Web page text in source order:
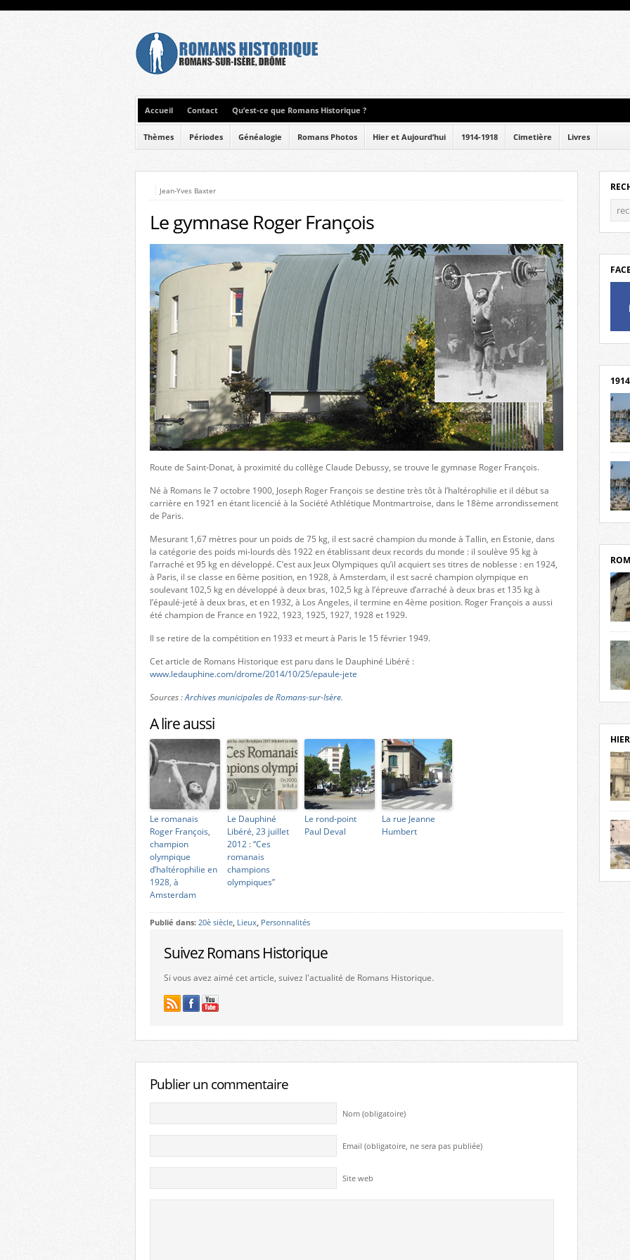
Accueil Contact Qu’est-ce que Romans Historique ?
Thèmes Périodes Généalogie Romans Photos Hier et Aujourd’hui 1914-1918 Cimetière Livres
Jean-Yves Baxter
Le gymnase Roger François
Route de Saint-Donat, à proximité du collège Claude Debussy, se trouve le gymnase Roger François.
Né à Romans le 7 octobre 1900, Joseph Roger François se destine très tôt à l’haltérophilie et il début sa
carrière en 1921 en étant licencié à la Société Athlétique Montmartroise, dans le 18ème arrondissement
de Paris.
Mesurant 1,67 mètres pour un poids de 75 kg, il est sacré champion du monde à Tallin, en Estonie, dans
la catégorie des poids mi-lourds dès 1922 en établissant deux records du monde : il soulève 95 kg à
l’arraché et 95 kg en développé. C’est aux Jeux Olympiques qu’il acquiert ses titres de noblesse : en 1924,
à Paris, il se classe en 6ème position, en 1928, à Amsterdam, il est sacré champion olympique en
soulevant 102,5 kg en développé à deux bras, 102,5 kg à l’épreuve d’arraché à deux bras et 135 kg à
l’épaulé-jeté à deux bras, et en 1932, à Los Angeles, il termine en 4ème position. Roger François a aussi
été champion de France en 1922, 1923, 1925, 1927, 1928 et 1929.
Il se retire de la compétition en 1933 et meurt à Paris le 15 février 1949.
Cet article de Romans Historique est paru dans le Dauphiné Libéré :
www.ledauphine.com/drome/2014/10/25/epaule-jete
Sources :Archives municipales de Romans-sur-Isère.
A lire aussi
Le romanais
Roger François,
champion
olympique
d’haltérophilie en
1928, à
Amsterdam
Le Dauphiné
Libéré, 23 juillet
2012 : “Ces
romanais
champions
olympiques”
Le rond-point
Paul Deval
La rue Jeanne
Humbert
Publié dans: 20è siècle, Lieux, Personnalités
Suivez Romans Historique
Si vous avez aimé cet article, suivez l'actualité de Romans Historique.
Publier un commentaire
Nom (obligatoire)
Email (obligatoire, ne sera pas publiée)
Site web
par
de